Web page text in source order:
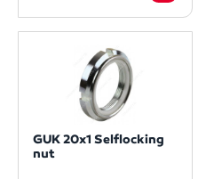
GUK 20x1 Selflocking
nut